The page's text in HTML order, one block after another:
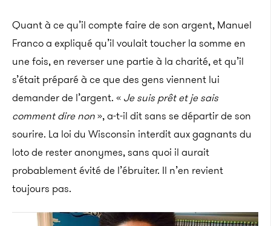
Quant à ce qu’il compte faire de son argent, Manuel
Franco a expliqué qu’il voulait toucher la somme en
une fois, en reverser une partie à la charité, et qu’il
s’était préparé à ce que des gens viennent lui
demander de l’argent. « Je suis prêt et je sais
comment dire non», a-t-il dit sans se départir de son
sourire. La loi du Wisconsin interdit aux gagnants du
loto de rester anonymes, sans quoi il aurait
probablement évité de l’ébruiter. Il n’en revient
toujours pas.